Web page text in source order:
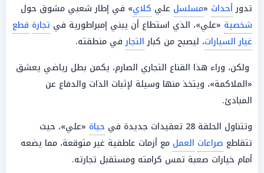
تدورأحداث «مسلسل علي كلاي» في إطار شعبي مشوق حول
شخصية «علي»، الذي استطاع أن يبني إمبراطورية في تجارة قطع
غيار السيارات، ليصبح من كبارالتجارفي منطقته.
ولكن، وراء هذا القناع التجاري الصارم، يكمن بطل رياضي يعشق
«الملاكمة»، ويتخذ منها وسيلة لإثبات الذات والدفاع عن
المبادئ.
وتتناول الحلقة 28 تعقيدات جديدة في
حياة «علي»، حيث
تتقاطع صراعات العمل مع أزمات عاطفية غير متوقعة، مما يضعه
أمام خيارات صعبة تمس كرامته ومستقبل تجارته.